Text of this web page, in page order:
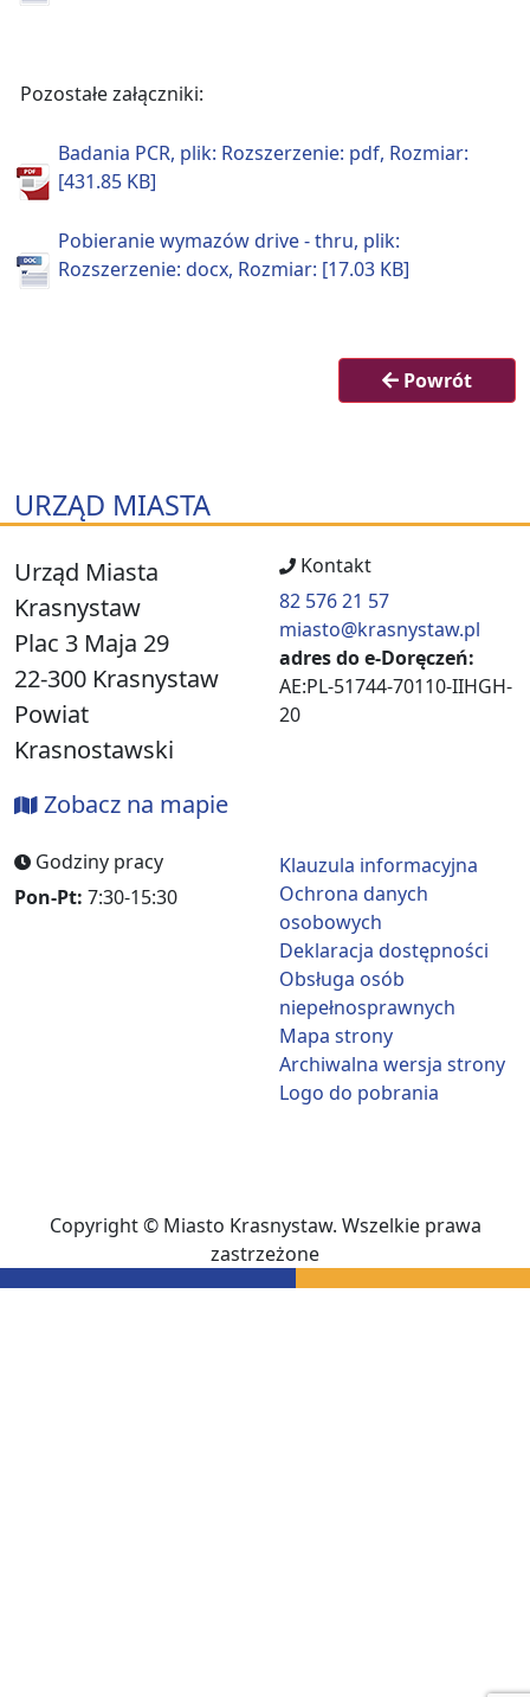
Pozostałe załączniki:
Badania PCR, plik: Rozszerzenie: pdf, Rozmiar:
[431.85 KB]
Pobieranie wymazów drive - thru, plik:
Rozszerzenie: docx, Rozmiar: [17.03 KB]
Powrót
URZĄD MIASTA
Urząd Miasta
Krasnystaw
Plac 3 Maja 29
22-300 Krasnystaw
Powiat
Krasnostawski
Zobacz na mapie
Kontakt
82 576 21 57
miasto@krasnystaw.pl
adres do e-Doręczeń:
AE:PL-51744-70110-IIHGH-
20
Godziny pracy
Pon-Pt: 7:30-15:30
Klauzula informacyjna
Ochrona danych
osobowych
Deklaracja dostępności
Obsługa osób
niepełnosprawnych
Mapa strony
Archiwalna wersja strony
Logo do pobrania
Copyright © Miasto Krasnystaw. Wszelkie prawa
zastrzeżone